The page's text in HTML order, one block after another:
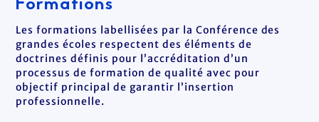
Les formations labellisées par la Conférence des
grandes écoles respectent des éléments de
doctrines définis pour l’accréditation d’un
processus de formation de qualité avec pour
objectif principal de garantir l’insertion
professionnelle.